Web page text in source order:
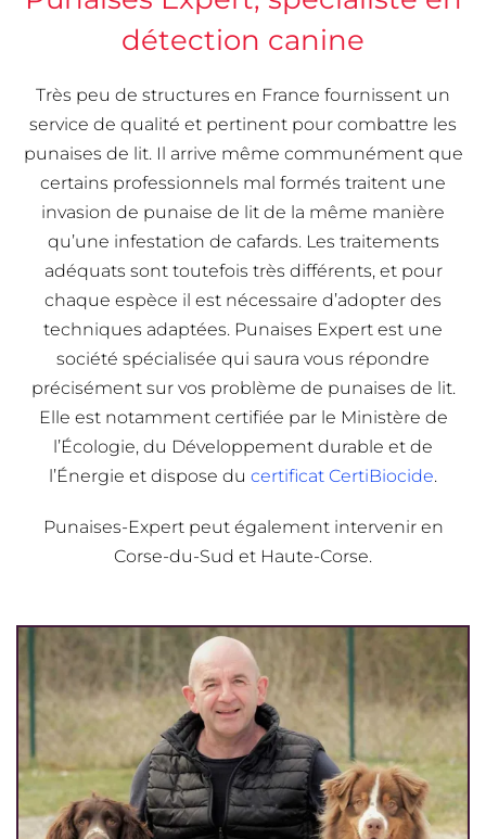
détection canine
Très peu de structures en France fournissent un
service de qualité et pertinent pour combattre les
punaises de lit. Il arrive même communément que
certains professionnels mal formés traitent une
invasion de punaise de lit de la même manière
qu’une infestation de cafards. Les traitements
adéquats sont toutefois très différents, et pour
chaque espèce il est nécessaire d’adopter des
techniques adaptées. Punaises Expert est une
société spécialisée qui saura vous répondre
précisément sur vos problème de punaises de lit.
Elle est notamment certifiée par le Ministère de
l’Écologie, du Développement durable et de
l’Énergie et dispose du certificat CertiBiocide.
Punaises-Expert peut également intervenir en
Corse-du-Sud et Haute-Corse.